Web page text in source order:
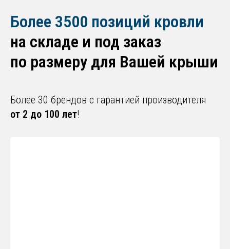
Более 3500 позиций кровли
на складе и под заказ
по размеру для Вашей крыши
Более 30 брендов с гарантией производителя
от 2 до 100 лет!